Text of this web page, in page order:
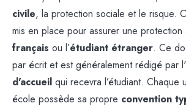
civile, la protection sociale et le risque.
mis en place pour assurer une protection
français ou l’étudiant étranger. Ce
par écrit et est généralement rédigé par l'
d'accueil qui recevra l’étudiant. Chaque
école possède sa propre convention